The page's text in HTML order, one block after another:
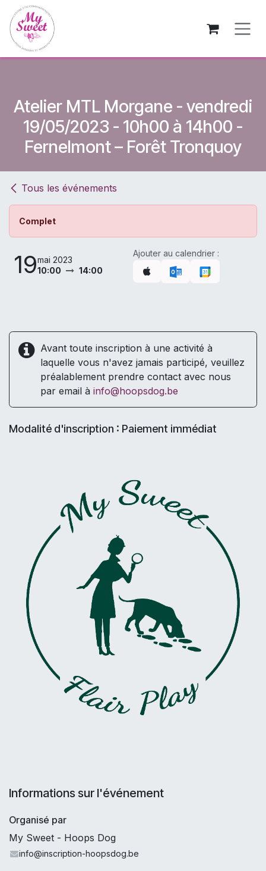
Se rendre au contenu
Atelier MTL Morgane - vendredi
19/05/2023 - 10h00 à 14h00 -
Fernelmont – Forêt Tronquoy
Tous les événements
Complet
19mai 2023
10:00
14:00
Ajouter au calendrier :
Avant toute inscription à une activité à
laquelle vous n'avez jamais participé, veuillez
préalablement prendre contact avec nous
par email à info@hoopsdog.be
Modalité d'inscription : Paiement immédiat
Informations sur l'événement
Organisé par
My Sweet - Hoops Dog
info@inscription-hoopsdog.be